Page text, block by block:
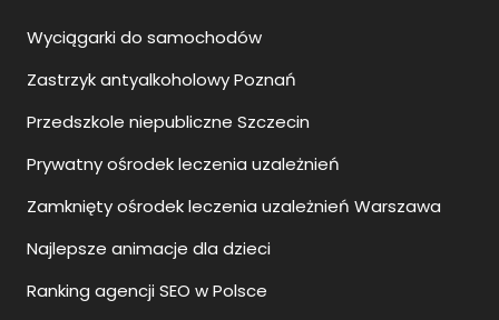
Wyciągarki do samochodów
Zastrzyk antyalkoholowy Poznań
Przedszkole niepubliczne Szczecin
Prywatny ośrodek leczenia uzależnień
Zamknięty ośrodek leczenia uzależnień Warszawa
Najlepsze animacje dla dzieci
Ranking agencji SEO w Polsce